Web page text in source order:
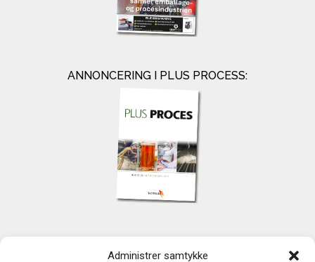
Administrer samtykke
ANNONCERING I PLUS PROCESS:
TechMedia A/S